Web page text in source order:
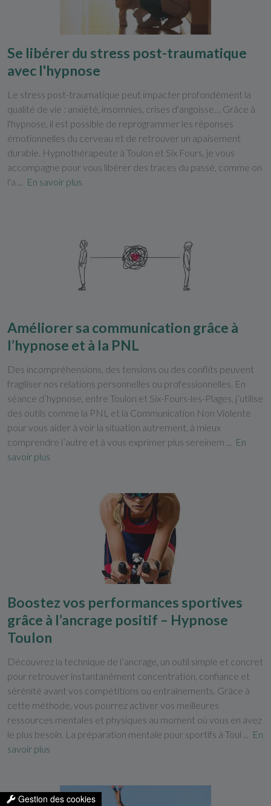
Se libérer du stress post-traumatique
avec l'hypnose
Le stress post-traumatique peut impacter profondément la
qualité de vie : anxiété, insomnies, crises d'angoisse… Grâce à
l'hypnose, il est possible de reprogrammer les réponses
émotionnelles du cerveau et de retrouver un apaisement
durable. Hypnothérapeute à Toulon et Six Fours, je vous
accompagne pour vous libérer des traces du passé, comme on
l'a ...
En savoir plus
Améliorer sa communication grâce à
l’hypnose et à la PNL
Des incompréhensions, des tensions ou des conflits peuvent
fragiliser nos relations personnelles ou professionnelles. En
séance d’hypnose, entre Toulon et Six-Fours-les-Plages, j’utilise
des outils comme la PNL et la Communication Non Violente
pour vous aider à voir la situation autrement, à mieux
comprendre l’autre et à vous exprimer plus sereinem ...
En
savoir plus
Boostez vos performances sportives
grâce à l’ancrage positif – Hypnose
Toulon
Découvrez la technique de l’ancrage, un outil simple et concret
pour retrouver instantanément concentration, confiance et
sérénité avant vos compétitions ou entraînements. Grâce à
cette méthode, vous pourrez activer vos meilleures
ressources mentales et physiques au moment où vous en avez
le plus besoin. La préparation mentale pour sportifs à Toul ...
En
savoir plus
Gestion des cookies